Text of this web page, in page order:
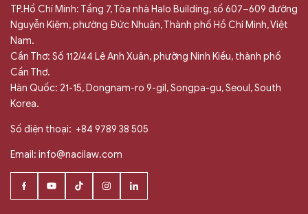
TP.Hồ Chí Minh: Tầng 7, Tòa nhà Halo Building, số 607–609 đường
Nguyễn Kiệm, phường Đức Nhuận, Thành phố Hồ Chí Minh, Việt
Nam.
Cần Thơ: Số 112/44 Lê Anh Xuân, phường Ninh Kiều, thành phố
Cần Thơ.
Hàn Quốc: 21-15, Dongnam-ro 9-gil, Songpa-gu, Seoul, South
Korea.
Số điện thoại: +84 9789 38 505
Email: info@nacilaw.com